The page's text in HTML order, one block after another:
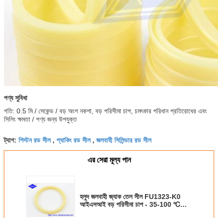
পণ্য সুবিধা
গতি: 0.5 মি / সেকেন্ড / বড় অংশ নকশা, বড় পরিসীমা চাপ, চমৎকার পরিধান প্রতিরোধের এবং
সিলিং ক্ষমতা / পণ্য জন্য উপযুক্ত
ট্যাগ: পিস্টন রড সীল, প্যাকিং রড সীল, জলবাহী সিলিন্ডার রড সীল
এর সেরা মূল্য পান
হলুদ জলবাহী জ্যাক তেল সীল FU1323-K0
আইএসআই বড় পরিসীমা চাপ - 35-100 ℃